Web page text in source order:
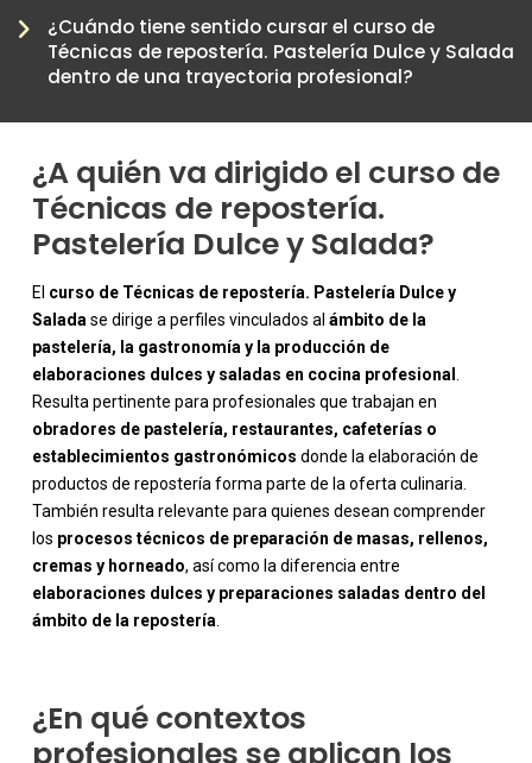
¿Cuándo tiene sentido cursar el curso de
Técnicas de repostería. Pastelería Dulce y Salada
dentro de una trayectoria profesional?
¿A quién va dirigido el curso de
Técnicas de repostería.
Pastelería Dulce y Salada?
El curso de Técnicas de repostería. Pastelería Dulce y
Saladase dirige a perfiles vinculados al ámbito de la
pastelería, la gastronomía y la producción de
elaboraciones dulces y saladas en cocina profesional .
Resulta pertinente para profesionales que trabajan en
obradores de pastelería, restaurantes, cafeterías o
establecimientos gastronómicos donde la elaboración de
productos de repostería forma parte de la oferta culinaria.
También resulta relevante para quienes desean comprender
los procesos técnicos de preparación de masas, rellenos,
cremas y horneado, así como la diferencia entre
elaboraciones dulces y preparaciones saladas dentro del
ámbito de la repostería.
-
¿En qué contextos
profesionales se aplican los